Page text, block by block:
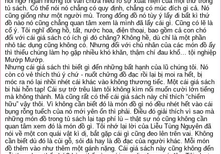
tủ sách. Có thể nói nó chẳng có quy định, chẳng có múc đích gì cả. Nó
cũng giống như một người mù. Trong đống đồ nó tùy ý lấy đi bất kì thứ
đồ nào nó cũng chẳng quan tâm xem là mình đã lấy cái gì. Cũng có lẽ là
cố ý. Tôi nghĩ đồng hồ, tất, nước hoa, điện thoại, bao gồm cả con chó
đối với cái giá sách có ích gì đó chăng? Không hề, dù chỉ là một phần
nhỏ tác dụng cũng không có. Nhưng đối với chủ nhân của các món đồ ấy
thì thiếu chúng làm họ gặp nhiều khó khăn, thậm chí đau khổ… tội nghiệp
Mướp Mướp.
Nhưng cái giá sách thì biết gì đến những bất hạnh của lũ chúng tôi. Nó
còn có vẻ thích thú ý chứ - nuốt chửng đồ đạc rồi lại bị moi ra hết, bị
móc ra nó lại nhồi nhét cái khác vào không thương tiếc. Một cái giá sách
bi hài hỗn tạp! Cái sự trớ trêu làm tôi không kìm nổi muốn cười lớn tiếng
mà không thành. Mà cũng rất có thể cái giá sách này chỉ thích “chiếm
hữu” vậy thôi. Vì không cần biết đó là món đồ gì nó đều nhét hết vào cái
bụng rỗng tuếch của nó mới yên ổn thì phải. Điều đó giải thích vì sao mà
những món đồ trong tủ sách lại tạp phí lù – thật sự nó cũng không cần
quan tâm xem đó là món đồ gì. Tôi nhớ lại lời của Liễu Tùng Nguyên đã
nói về một con quái vật kì dị, bắt gặp cái gì cũng đeo lên trên vai. Không
cần biết dù đó là củi gỗ, sỏi đá hay là đồ đạc của người khác. Mỗi món
đồ thêm vào như thêm một gánh nặng. Cái giá sách này cũng không đến